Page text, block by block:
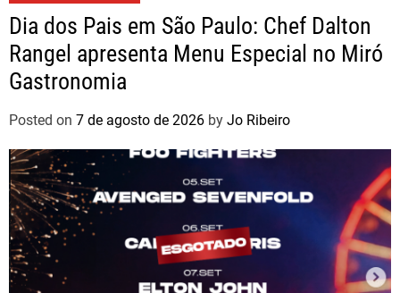
Dia dos Pais em São Paulo: Chef Dalton
Rangel apresenta Menu Especial no Miró
Gastronomia
Posted on 7 de agosto de 2026 by Jo Ribeiro